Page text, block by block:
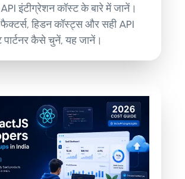
इंटीग्रेशन कॉस्ट के बारे में जानें।
फैक्टर्स, हिडन कॉस्ट्स और सही API
कैसे चुनें, यह जानें।